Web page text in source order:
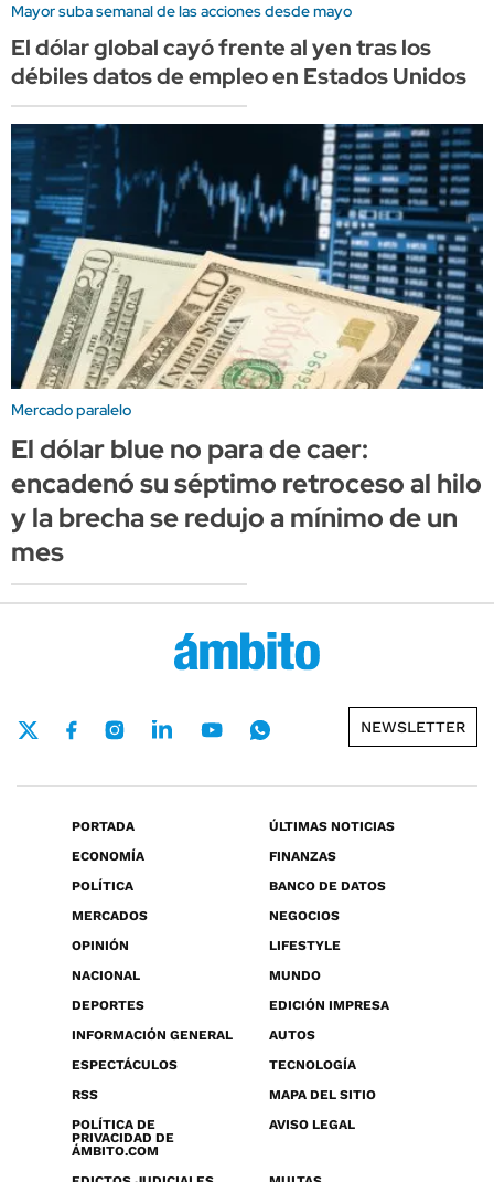
Mayor suba semanal de las acciones desde mayo
El dólar global cayó frente al yen tras los
débiles datos de empleo en Estados Unidos
Mercado paralelo
El dólar blue no para de caer:
encadenó su séptimo retroceso al hilo
y la brecha se redujo a mínimo de un
mes
NEWSLETTER
PORTADA
ÚLTIMAS NOTICIAS
ECONOMÍA
FINANZAS
POLÍTICA
BANCO DE DATOS
MERCADOS
NEGOCIOS
OPINIÓN
LIFESTYLE
NACIONAL
MUNDO
DEPORTES
EDICIÓN IMPRESA
INFORMACIÓN GENERAL
AUTOS
ESPECTÁCULOS
TECNOLOGÍA
RSS
MAPA DEL SITIO
POLÍTICA DE
PRIVACIDAD DE
ÁMBITO.COM
AVISO LEGAL